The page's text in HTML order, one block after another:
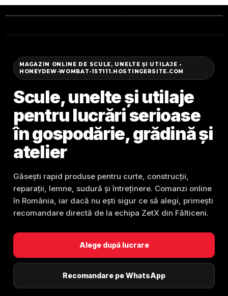
MAGAZIN ONLINE DE SCULE, UNELTE ȘI UTILAJE •
HONEYDEW-WOMBAT-157111.HOSTINGERSITE.COM
Scule, unelte și utilaje
pentru lucrări serioase
în gospodărie, grădină și
atelier
Găsești rapid produse pentru curte, construcții,
reparații, lemne, sudură și întreținere. Comanzi online
în România, iar dacă nu ești sigur ce să alegi, primești
recomandare directă de la echipa ZetX din Fălticeni.
Alege după lucrare
Recomandare pe WhatsApp